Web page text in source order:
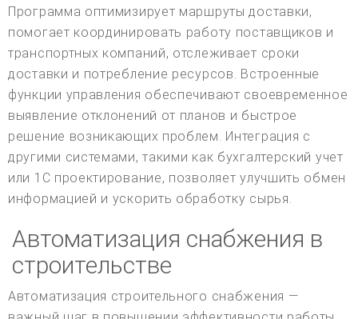
Программа оптимизирует маршруты доставки,
помогает координировать работу поставщиков и
транспортных компаний, отслеживает сроки
доставки и потребление ресурсов. Встроенные
функции управления обеспечивают своевременное
выявление отклонений от планов и быстрое
решение возникающих проблем. Интеграция с
другими системами, такими как бухгалтерский учет
или 1С проектирование, позволяет улучшить обмен
информацией и ускорить обработку сырья.
Автоматизация снабжения в
строительстве
Автоматизация строительного снабжения —